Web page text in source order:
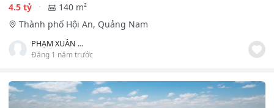
4.5 tỷ
140 m²
Thành phố Hội An, Quảng Nam
PHẠM XUÂN HƯNG
Đăng 1 năm trước